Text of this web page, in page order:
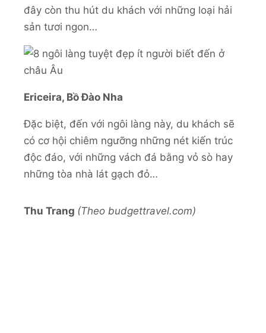
đây còn thu hút du khách với những loại hải
sản tươi ngon…
Ericeira, Bồ Đào Nha
Đặc biệt, đến với ngôi làng này, du khách sẽ
có cơ hội chiêm ngưỡng những nét kiến trúc
độc đáo, với những vách đá bằng vỏ sò hay
những tòa nhà lát gạch đỏ…
Thu Trang (Theo budgettravel.com)